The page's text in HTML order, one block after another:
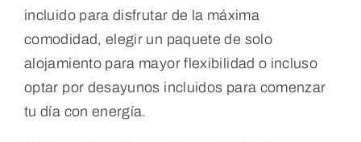
incluido para disfrutar de la máxima
comodidad, elegir un paquete de solo
alojamiento para mayor flexibilidad o incluso
optar por desayunos incluidos para comenzar
tu día con energía.